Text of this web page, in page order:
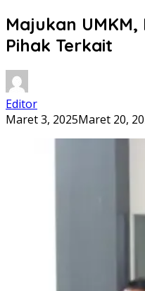
Majukan
Pihak Terkait
Editor
Maret 3, 2025Maret 20,